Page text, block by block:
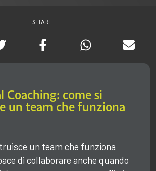
SHARE
Coaching: come si
un team che funziona
un team che funziona
di collaborare anche quando